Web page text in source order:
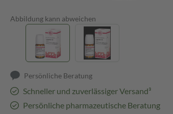
Abbildung kann abweichen
Persönliche Beratung
Schneller und zuverlässiger Versand³
Persönliche pharmazeutische Beratung